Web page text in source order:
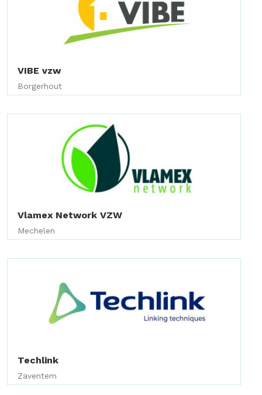
VIBE vzw
Borgerhout
Vlamex Network VZW
Mechelen
Techlink
Zaventem